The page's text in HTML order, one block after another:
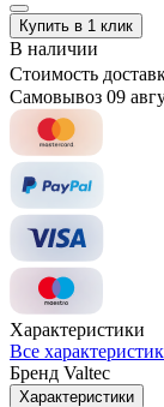
Купить в 1 клик
В наличии
Стоимость
Самовывоз 09
Характеристики
Все
Бренд Valtec
Характеристики